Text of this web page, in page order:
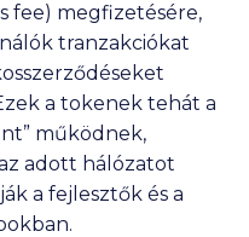
fee) megfizetésére,
tranzakciókat
a tokenek tehát a
működnek,
adott hálózatot
a fejlesztők és a